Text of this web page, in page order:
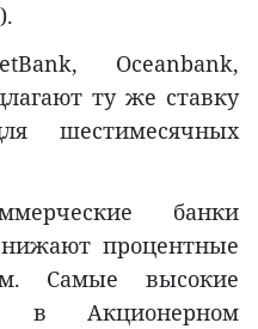
Oceanbank,
ту же ставку
шестимесячных
банки
процентные
Самые высокие
в Акционерном